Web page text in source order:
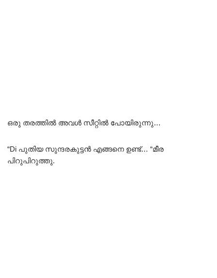
ഒരു തരത്തിൽ അവൾ സീറ്റിൽ പോയിരുന്നു…
“Di പുതിയ സുന്ദരകുട്ടൻ എങ്ങനെ ഉണ്ട്‌… “മീര
പിറുപിറുത്തു.